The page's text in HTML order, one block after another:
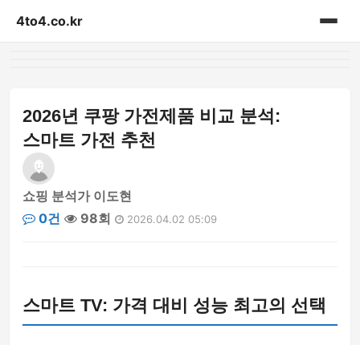
4to4.co.kr
2026년 쿠팡 가전제품 비교 분석:
스마트 가전 추천
쇼핑 분석가 이도현
0건
98회 2026.04.02 05:09
스마트 TV: 가격 대비 성능 최고의 선택